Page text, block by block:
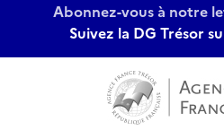
Abonnez-vous à notre
Suivez la DG Trésor